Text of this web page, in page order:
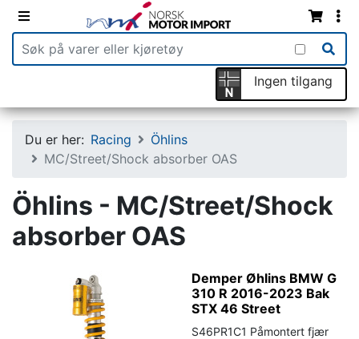
Ingen tilgang
Du er her: Racing
Öhlins
MC/Street/Shock absorber OAS
Öhlins - MC/Street/Shock
absorber OAS
Demper Øhlins BMW G
310 R 2016-2023 Bak
STX 46 Street
S46PR1C1 Påmontert fjær